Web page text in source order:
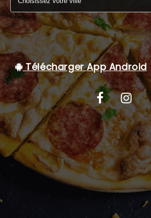
C.G.V
Télécharger App Android